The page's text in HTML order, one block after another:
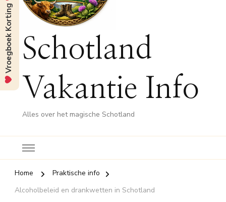
Schotland
Vakantie Info
Alles over het magische Schotland
Home
Praktische info
Alcoholbeleid en drankwetten in Schotland
Vroegboek Korting